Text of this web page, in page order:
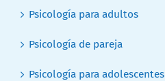
Psicología para adultos
Psicología de pareja
Psicología para adolescentes